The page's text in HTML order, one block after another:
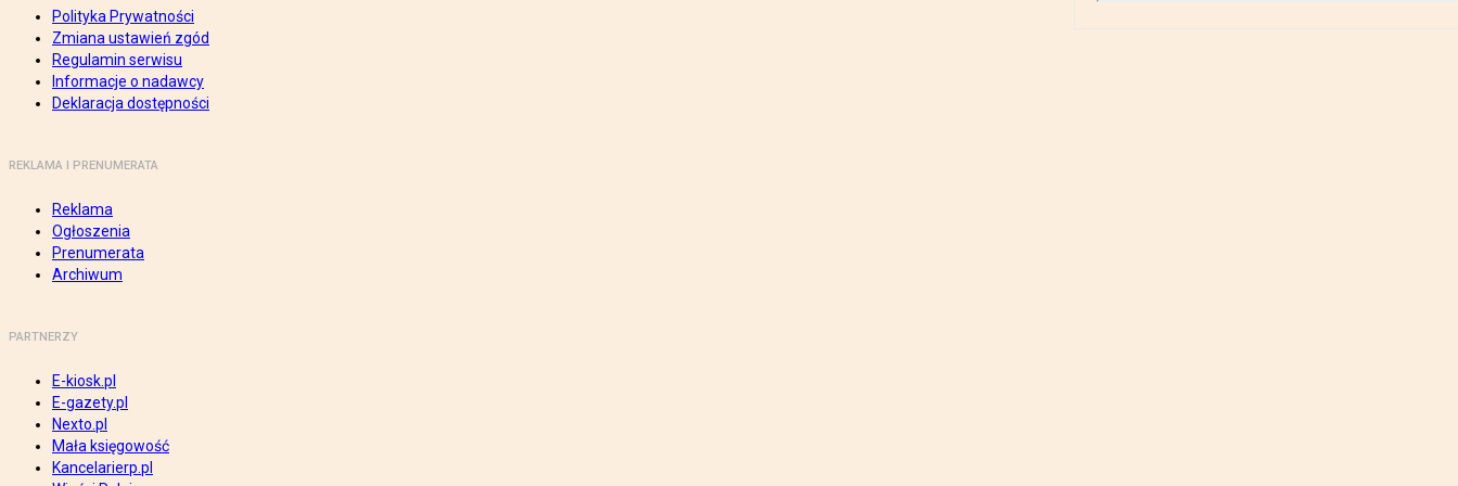
Polityka Prywatności
Zmiana ustawień zgód
Regulamin serwisu
Informacje o nadawcy
Deklaracja dostępności
REKLAMA I PRENUMERATA
Reklama
Ogłoszenia
Prenumerata
Archiwum
PARTNERZY
E-kiosk.pl
E-gazety.pl
Nexto.pl
Mała księgowość
Kancelarierp.pl